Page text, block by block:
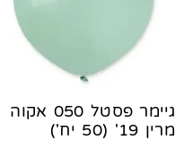
גיימר פסטל 050 אקוה
מרין 19' (50 יח')